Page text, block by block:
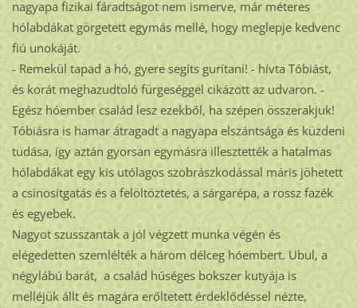
nagyapa fizikai fáradtságot nem ismerve, már méteres
hólabdákat görgetett egymás mellé, hogy meglepje kedvenc
fiú unokáját.
- Remekül tapad a hó, gyere segíts gurítani! - hívta Tóbiást,
és korát meghazudtoló fürgeséggel cikázott az udvaron. -
Egész hóember család lesz ezekből, ha szépen összerakjuk!
Tóbiásra is hamar átragadt a nagyapa elszántsága és küzdeni
tudása, így aztán gyorsan egymásra illesztették a hatalmas
hólabdákat egy kis utólagos szobrászkodással máris jöhetett
a csinosítgatás és a felöltöztetés, a sárgarépa, a rossz fazék
és egyebek.
Nagyot szusszantak a jól végzett munka végén és
elégedetten szemlélték a három délceg hóembert. Ubul, a
négylábú barát, a család hűséges bokszer kutyája is
melléjük állt és magára erőltetett érdeklődéssel nézte,